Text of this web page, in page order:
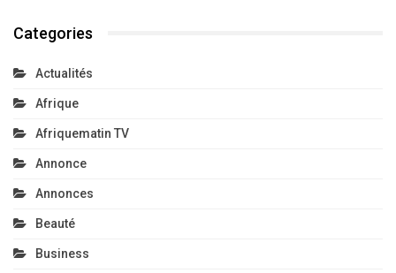
Categories
Actualités
Afrique
Afriquematin TV
Annonce
Annonces
Beauté
Business